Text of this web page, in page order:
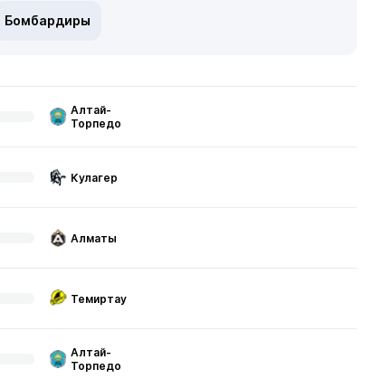
Бомбардиры
Алтай-
Торпедо
Кулагер
Алматы
Темиртау
Алтай-
Торпедо